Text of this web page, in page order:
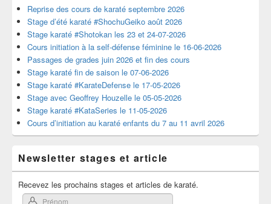
Reprise des cours de karaté septembre 2026
Stage d’été karaté #ShochuGeiko août 2026
Stage karaté #Shotokan les 23 et 24-07-2026
Cours initiation à la self-défense féminine le 16-06-2026
Passages de grades juin 2026 et fin des cours
Stage karaté fin de saison le 07-06-2026
Stage karaté #KarateDefense le 17-05-2026
Stage avec Geoffrey Houzelle le 05-05-2026
Stage karaté #KataSeries le 11-05-2026
Cours d’initiation au karaté enfants du 7 au 11 avril 2026
Newsletter stages et article
Recevez les prochains stages et articles de karaté.